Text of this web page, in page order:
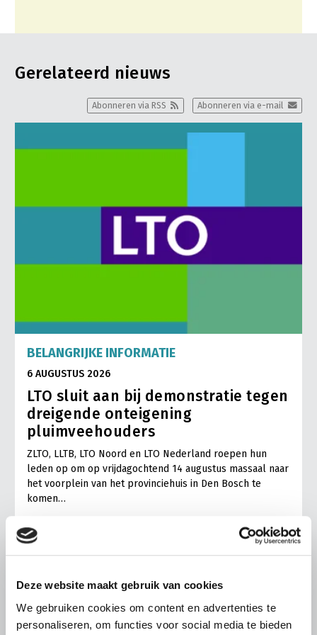
Deze website maakt gebruik van cookies
We gebruiken cookies om content en advertenties te
personaliseren, om functies voor social media te bieden
Gerelateerd nieuws
Abonneren via e-mail
Abonneren via RSS
BELANGRIJKE INFORMATIE
6 AUGUSTUS 2026
LTO sluit aan bij demonstratie tegen
dreigende onteigening
pluimveehouders
ZLTO, LLTB, LTO Noord en LTO Nederland roepen hun
leden op om op vrijdagochtend 14 augustus massaal naar
het voorplein van het provinciehuis in Den Bosch te
komen…